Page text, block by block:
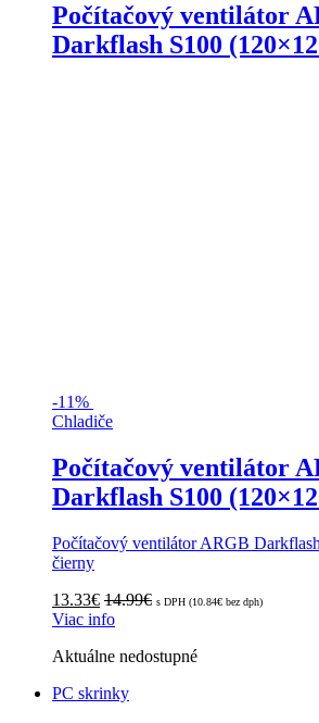
Počítačový ventilátor
Darkflash S100
-11%
Chladiče
Počítačový ventilátor
Darkflash S100
Počítačový ventilátor ARGB
čierny
13.33€ 14.99€ s DPH (10.84€ bez dph)
Viac info
Aktuálne nedostupné
PC skrinky